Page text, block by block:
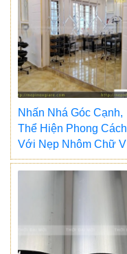
Nhấn Nhá Góc Cạnh,
Thể Hiện Phong Cách
Với Nẹp Nhôm Chữ V